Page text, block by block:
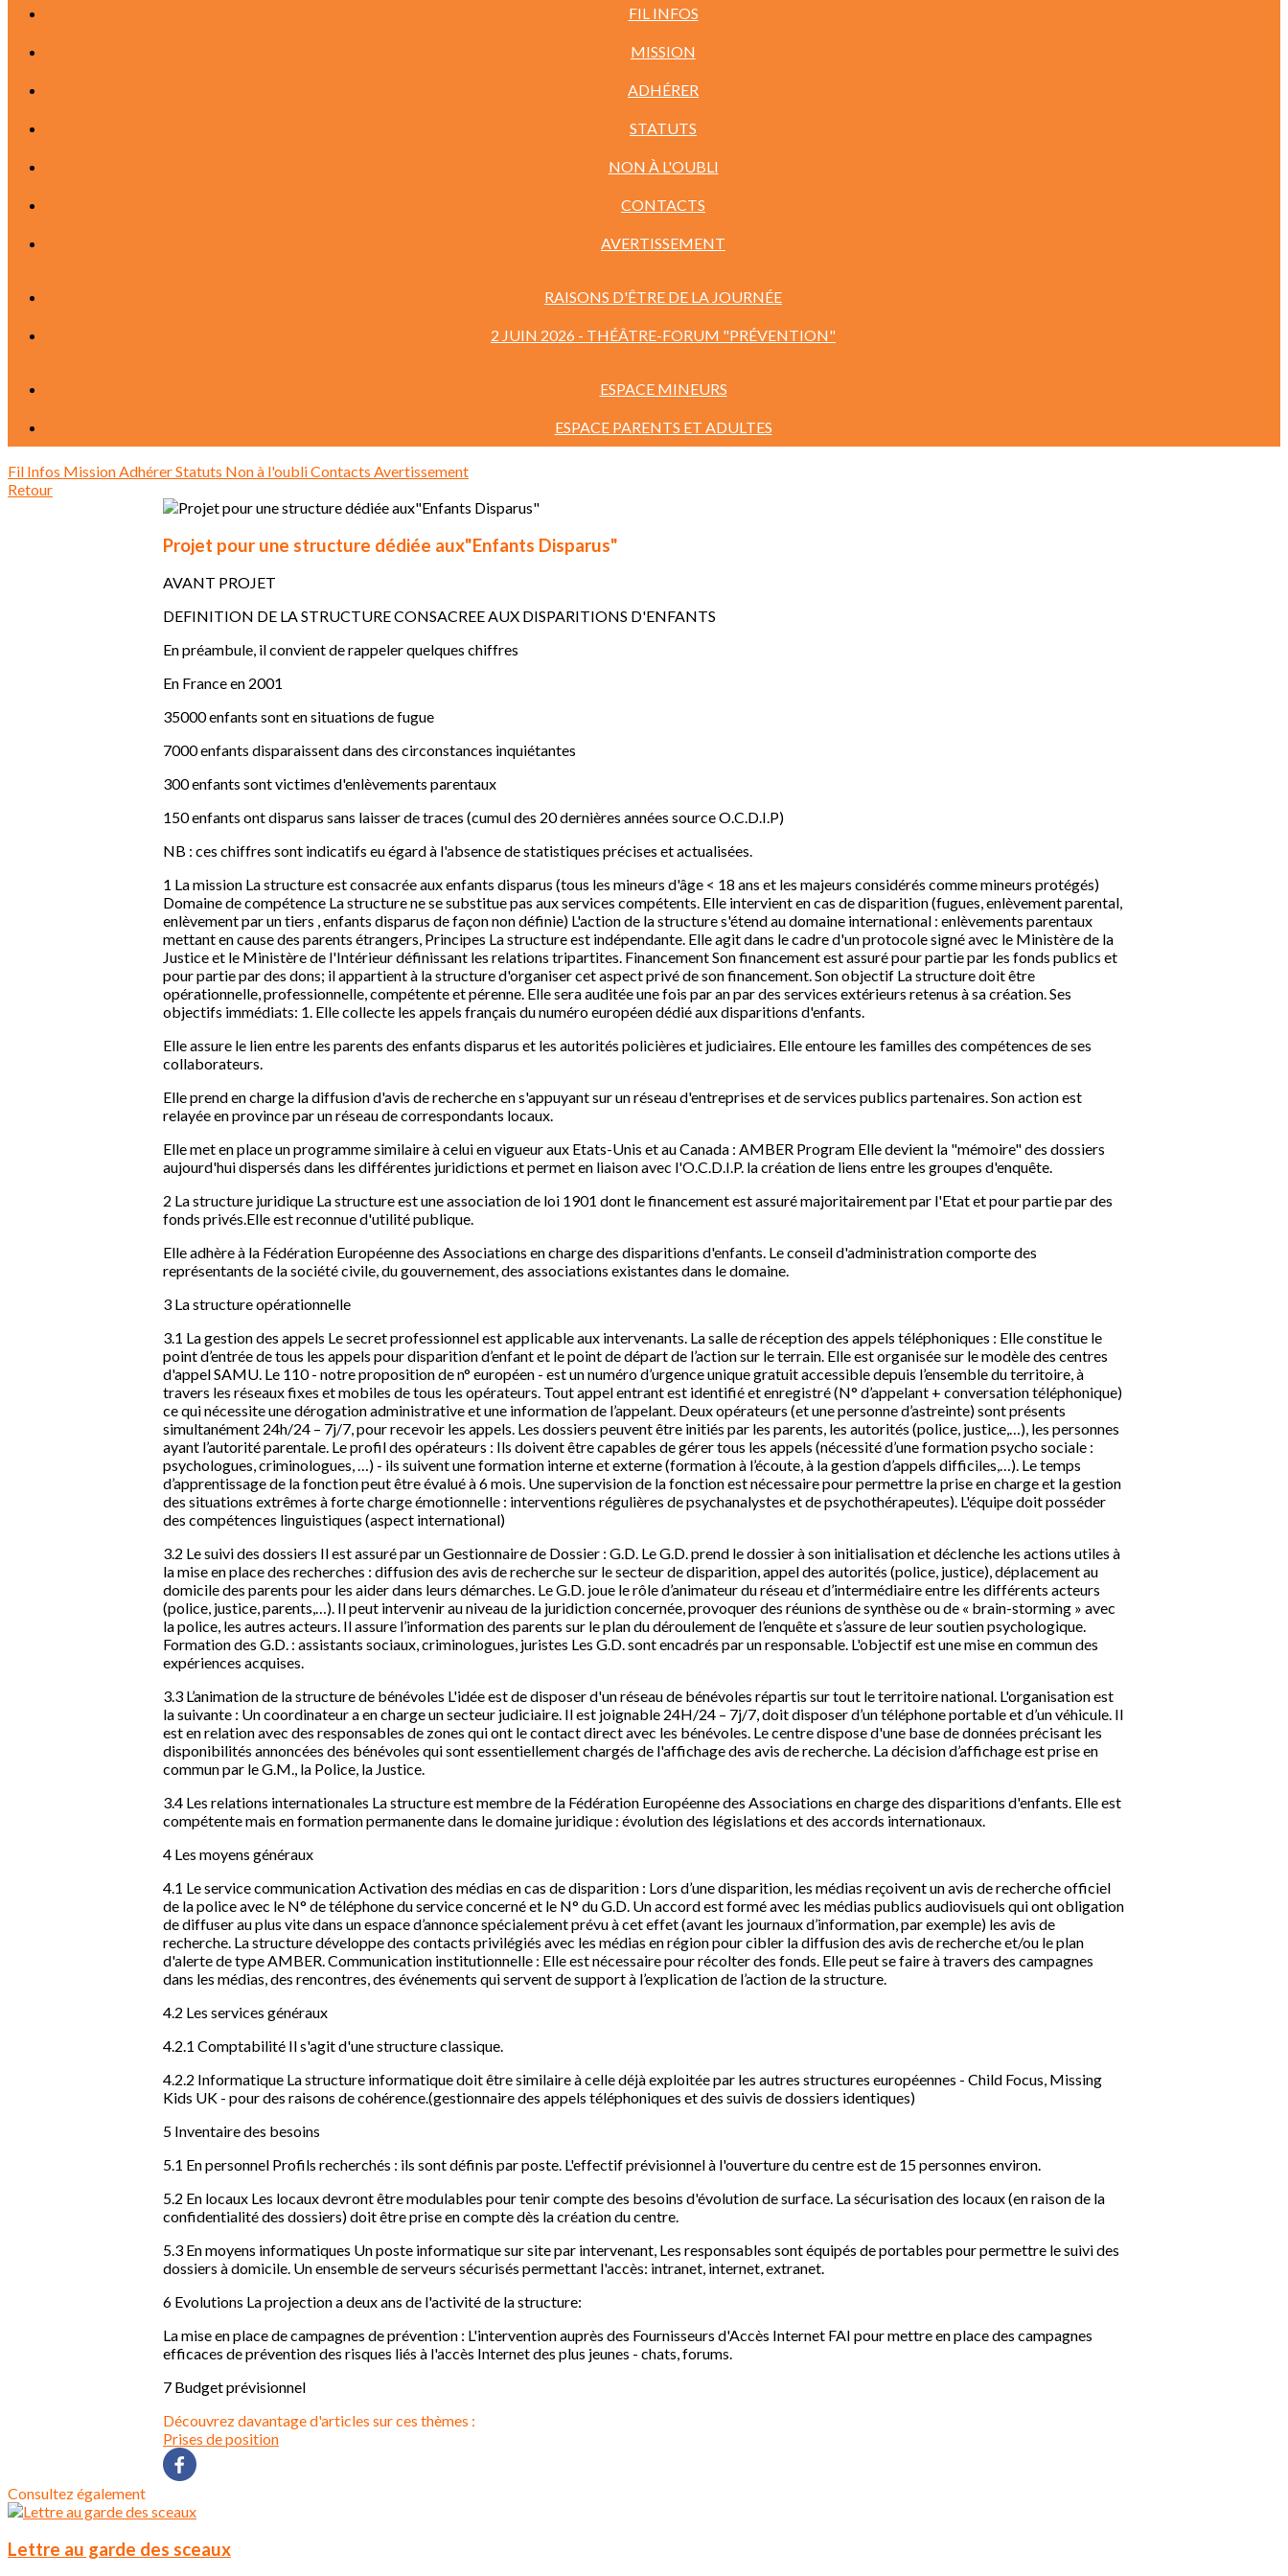
FIL INFOS
MISSION
ADHÉRER
STATUTS
NON À L'OUBLI
CONTACTS
AVERTISSEMENT
RAISONS D'ÊTRE DE LA JOURNÉE
2 JUIN 2026 - THÉÂTRE-FORUM "PRÉVENTION"
ESPACE MINEURS
ESPACE PARENTS ET ADULTES
Fil Infos MissionAdhérerStatuts Non à l'oubliContacts Avertissement
Retour
Projet pour une structure dédiée aux"Enfants Disparus"
AVANT PROJET
DEFINITION DE LA STRUCTURE CONSACREE AUX DISPARITIONS D'ENFANTS
En préambule, il convient de rappeler quelques chiffres
En France en 2001
35000 enfants sont en situations de fugue
7000 enfants disparaissent dans des circonstances inquiétantes
300 enfants sont victimes d'enlèvements parentaux
150 enfants ont disparus sans laisser de traces (cumul des 20 dernières années source O.C.D.I.P)
NB : ces chiffres sont indicatifs eu égard à l'absence de statistiques précises et actualisées.
1 La mission La structure est consacrée aux enfants disparus (tous les mineurs d'âge < 18 ans et les majeurs considérés comme mineurs protégés)
Domaine de compétence La structure ne se substitue pas aux services compétents. Elle intervient en cas de disparition (fugues, enlèvement parental,
enlèvement par un tiers , enfants disparus de façon non définie) L'action de la structure s'étend au domaine international : enlèvements parentaux
mettant en cause des parents étrangers, Principes La structure est indépendante. Elle agit dans le cadre d'un protocole signé avec le Ministère de la
Justice et le Ministère de l'Intérieur définissant les relations tripartites. Financement Son financement est assuré pour partie par les fonds publics et
pour partie par des dons; il appartient à la structure d'organiser cet aspect privé de son financement. Son objectif La structure doit être
opérationnelle, professionnelle, compétente et pérenne. Elle sera auditée une fois par an par des services extérieurs retenus à sa création. Ses
objectifs immédiats: 1. Elle collecte les appels français du numéro européen dédié aux disparitions d'enfants.
Elle assure le lien entre les parents des enfants disparus et les autorités policières et judiciaires. Elle entoure les familles des compétences de ses
collaborateurs.
Elle prend en charge la diffusion d'avis de recherche en s'appuyant sur un réseau d'entreprises et de services publics partenaires. Son action est
relayée en province par un réseau de correspondants locaux.
Elle met en place un programme similaire à celui en vigueur aux Etats-Unis et au Canada : AMBER Program Elle devient la "mémoire" des dossiers
aujourd'hui dispersés dans les différentes juridictions et permet en liaison avec l'O.C.D.I.P. la création de liens entre les groupes d'enquête.
2 La structure juridique La structure est une association de loi 1901 dont le financement est assuré majoritairement par l'Etat et pour partie par des
fonds privés.Elle est reconnue d'utilité publique.
Elle adhère à la Fédération Européenne des Associations en charge des disparitions d'enfants. Le conseil d'administration comporte des
représentants de la société civile, du gouvernement, des associations existantes dans le domaine.
3 La structure opérationnelle
3.1 La gestion des appels Le secret professionnel est applicable aux intervenants. La salle de réception des appels téléphoniques : Elle constitue le
point d’entrée de tous les appels pour disparition d’enfant et le point de départ de l’action sur le terrain. Elle est organisée sur le modèle des centres
d'appel SAMU. Le 110 - notre proposition de n° européen - est un numéro d’urgence unique gratuit accessible depuis l’ensemble du territoire, à
travers les réseaux fixes et mobiles de tous les opérateurs. Tout appel entrant est identifié et enregistré (N° d’appelant + conversation téléphonique)
ce qui nécessite une dérogation administrative et une information de l’appelant. Deux opérateurs (et une personne d’astreinte) sont présents
simultanément 24h/24 – 7j/7, pour recevoir les appels. Les dossiers peuvent être initiés par les parents, les autorités (police, justice,…), les personnes
ayant l’autorité parentale. Le profil des opérateurs : Ils doivent être capables de gérer tous les appels (nécessité d’une formation psycho sociale :
psychologues, criminologues, …) - ils suivent une formation interne et externe (formation à l’écoute, à la gestion d’appels difficiles,…). Le temps
d’apprentissage de la fonction peut être évalué à 6 mois. Une supervision de la fonction est nécessaire pour permettre la prise en charge et la gestion
des situations extrêmes à forte charge émotionnelle : interventions régulières de psychanalystes et de psychothérapeutes). L'équipe doit posséder
des compétences linguistiques (aspect international)
3.2 Le suivi des dossiers Il est assuré par un Gestionnaire de Dossier : G.D. Le G.D. prend le dossier à son initialisation et déclenche les actions utiles à
la mise en place des recherches : diffusion des avis de recherche sur le secteur de disparition, appel des autorités (police, justice), déplacement au
domicile des parents pour les aider dans leurs démarches. Le G.D. joue le rôle d’animateur du réseau et d’intermédiaire entre les différents acteurs
(police, justice, parents,…). Il peut intervenir au niveau de la juridiction concernée, provoquer des réunions de synthèse ou de « brain-storming » avec
la police, les autres acteurs. Il assure l’information des parents sur le plan du déroulement de l’enquête et s’assure de leur soutien psychologique.
Formation des G.D. : assistants sociaux, criminologues, juristes Les G.D. sont encadrés par un responsable. L'objectif est une mise en commun des
expériences acquises.
3.3 L’animation de la structure de bénévoles L'idée est de disposer d'un réseau de bénévoles répartis sur tout le territoire national. L'organisation est
la suivante : Un coordinateur a en charge un secteur judiciaire. Il est joignable 24H/24 – 7j/7, doit disposer d’un téléphone portable et d’un véhicule. Il
est en relation avec des responsables de zones qui ont le contact direct avec les bénévoles. Le centre dispose d'une base de données précisant les
disponibilités annoncées des bénévoles qui sont essentiellement chargés de l'affichage des avis de recherche. La décision d’affichage est prise en
commun par le G.M., la Police, la Justice.
3.4 Les relations internationales La structure est membre de la Fédération Européenne des Associations en charge des disparitions d'enfants. Elle est
compétente mais en formation permanente dans le domaine juridique : évolution des législations et des accords internationaux.
4 Les moyens généraux
4.1 Le service communication Activation des médias en cas de disparition : Lors d’une disparition, les médias reçoivent un avis de recherche officiel
de la police avec le N° de téléphone du service concerné et le N° du G.D. Un accord est formé avec les médias publics audiovisuels qui ont obligation
de diffuser au plus vite dans un espace d’annonce spécialement prévu à cet effet (avant les journaux d’information, par exemple) les avis de
recherche. La structure développe des contacts privilégiés avec les médias en région pour cibler la diffusion des avis de recherche et/ou le plan
d'alerte de type AMBER. Communication institutionnelle : Elle est nécessaire pour récolter des fonds. Elle peut se faire à travers des campagnes
dans les médias, des rencontres, des événements qui servent de support à l’explication de l’action de la structure.
4.2 Les services généraux
4.2.1 Comptabilité Il s'agit d'une structure classique.
4.2.2 Informatique La structure informatique doit être similaire à celle déjà exploitée par les autres structures européennes - Child Focus, Missing
Kids UK - pour des raisons de cohérence.(gestionnaire des appels téléphoniques et des suivis de dossiers identiques)
5 Inventaire des besoins
5.1 En personnel Profils recherchés : ils sont définis par poste. L'effectif prévisionnel à l'ouverture du centre est de 15 personnes environ.
5.2 En locaux Les locaux devront être modulables pour tenir compte des besoins d'évolution de surface. La sécurisation des locaux (en raison de la
confidentialité des dossiers) doit être prise en compte dès la création du centre.
5.3 En moyens informatiques Un poste informatique sur site par intervenant, Les responsables sont équipés de portables pour permettre le suivi des
dossiers à domicile. Un ensemble de serveurs sécurisés permettant l'accès: intranet, internet, extranet.
6 Evolutions La projection a deux ans de l'activité de la structure:
La mise en place de campagnes de prévention : L'intervention auprès des Fournisseurs d'Accès Internet FAI pour mettre en place des campagnes
efficaces de prévention des risques liés à l'accès Internet des plus jeunes - chats, forums.
7 Budget prévisionnel
Découvrez davantage d'articles sur ces thèmes :
Prises de position
Consultez également
Lettre au garde des sceaux